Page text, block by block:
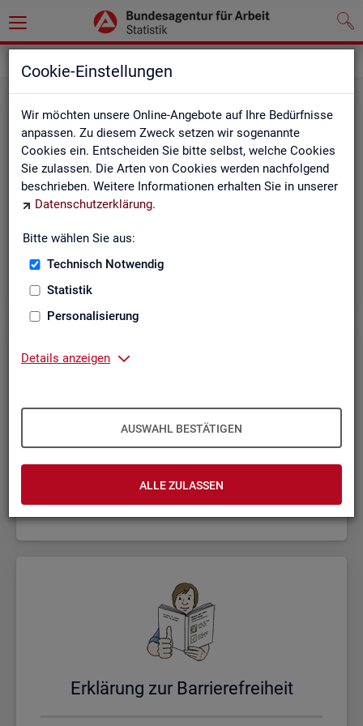
Cookie-Einstellungen
Wir möchten unsere Online-Angebote auf Ihre Bedürfnisse
anpassen. Zu diesem Zweck setzen wir sogenannte
Cookies ein. Entscheiden Sie bitte selbst, welche Cookies
Sie zulassen. Die Arten von Cookies werden nachfolgend
beschrieben. Weitere Informationen erhalten Sie in unserer
Datenschutzerklärung.
Bitte wählen Sie aus:
Technisch Notwendig
Statistik
Personalisierung
Details anzeigen
AUSWAHL BESTÄTIGEN
ALLE ZULASSEN
Er­klä­rung zur Bar­rie­re­frei­heit